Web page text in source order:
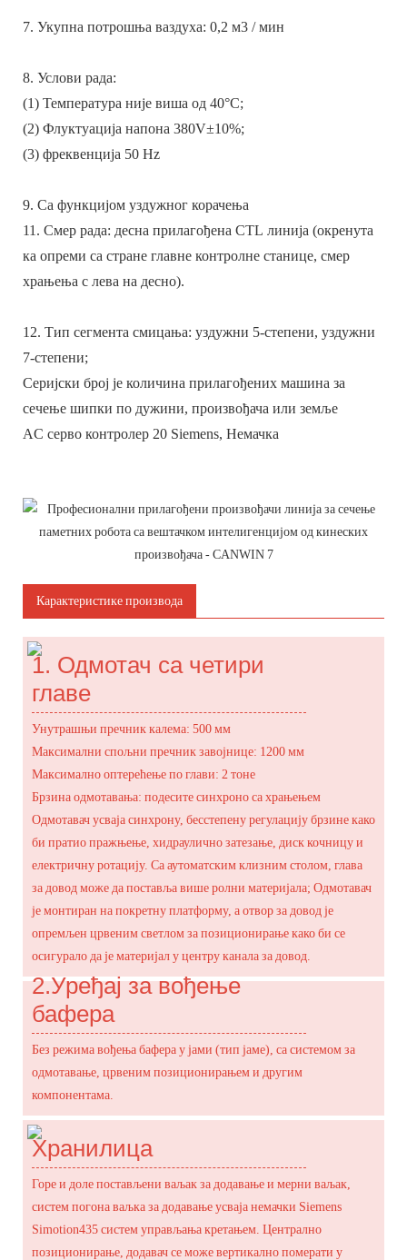
7. Укупна потрошња ваздуха: 0,2 м3 / мин
8. Услови рада:
(1) Температура није виша од 40°C;
(2) Флуктуација напона 380V±10%;
(3) фреквенција 50 Hz
9. Са функцијом уздужног корачења
11. Смер рада: десна прилагођена CTL линија (окренута
ка опреми са стране главне контролне станице, смер
храњења с лева на десно).
12. Тип сегмента смицања: уздужни 5-степени, уздужни
7-степени;
Серијски број је количина прилагођених машина за
сечење шипки по дужини, произвођача или земље
AC серво контролер 20 Siemens, Немачка
Карактеристике производа
1. Одмотач са четири
главе
Унутрашњи пречник калема: 500 мм
Максимални спољни пречник завојнице: 1200 мм
Максимално оптерећење по глави: 2 тоне
Брзина одмотавања: подесите синхроно са храњењем
Одмотавач усваја синхрону, бесстепену регулацију брзине како
би пратио пражњење, хидраулично затезање, диск кочницу и
електричну ротацију. Са аутоматским клизним столом, глава
за довод може да поставља више ролни материјала; Одмотавач
је монтиран на покретну платформу, а отвор за довод је
опремљен црвеним светлом за позиционирање како би се
осигурало да је материјал у центру канала за довод.
2.Уређај за вођење
бафера
Без режима вођења бафера у јами (тип јаме), са системом за
одмотавање, црвеним позиционирањем и другим
компонентама.
Хранилица
Горе и доле постављени ваљак за додавање и мерни ваљак,
систем погона ваљка за додавање усваја немачки Siemens
Simotion435 систем управљања кретањем. Централно
позиционирање, додавач се може вертикално померати у